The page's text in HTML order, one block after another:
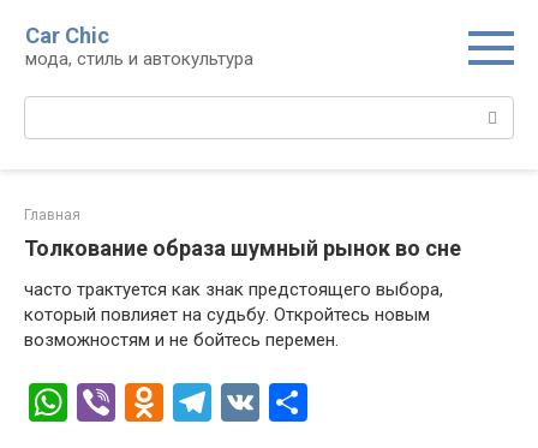
контенту
Car Chic
мода, стиль и автокультура
Поиск:
Главная
Толкование образа шумный рынок во сне
часто трактуется как знак предстоящего выбора,
который повлияет на судьбу. Откройтесь новым
возможностям и не бойтесь перемен.
W Vi O
T
V